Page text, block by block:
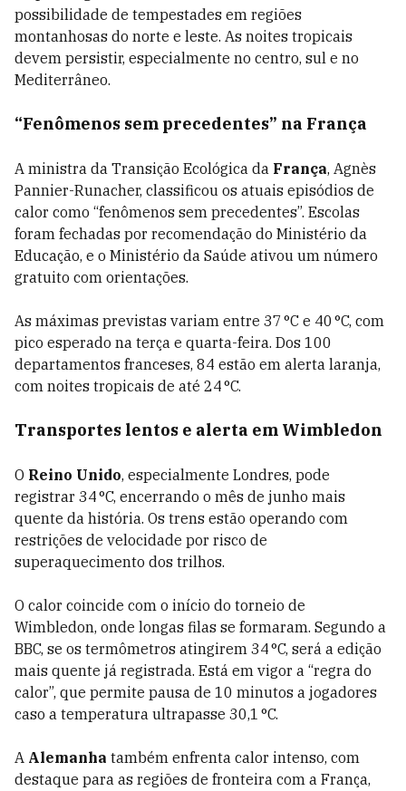
possibilidade de tempestades em regiões
montanhosas do norte e leste. As noites tropicais
devem persistir, especialmente no centro, sul e no
Mediterrâneo.
“Fenômenos sem precedentes” na França
A ministra da Transição Ecológica da França, Agnès
Pannier-Runacher, classificou os atuais episódios de
calor como “fenômenos sem precedentes”. Escolas
foram fechadas por recomendação do Ministério da
Educação, e o Ministério da Saúde ativou um número
gratuito com orientações.
As máximas previstas variam entre 37 °C e 40 °C, com
pico esperado na terça e quarta-feira. Dos 100
departamentos franceses, 84 estão em alerta laranja,
com noites tropicais de até 24 °C.
Transportes lentos e alerta em Wimbledon
O Reino Unido, especialmente Londres, pode
registrar 34 °C, encerrando o mês de junho mais
quente da história. Os trens estão operando com
restrições de velocidade por risco de
superaquecimento dos trilhos.
O calor coincide com o início do torneio de
Wimbledon, onde longas filas se formaram. Segundo a
BBC, se os termômetros atingirem 34 °C, será a edição
mais quente já registrada. Está em vigor a “regra do
calor”, que permite pausa de 10 minutos a jogadores
caso a temperatura ultrapasse 30,1 °C.
A Alemanha também enfrenta calor intenso, com
destaque para as regiões de fronteira com a França,